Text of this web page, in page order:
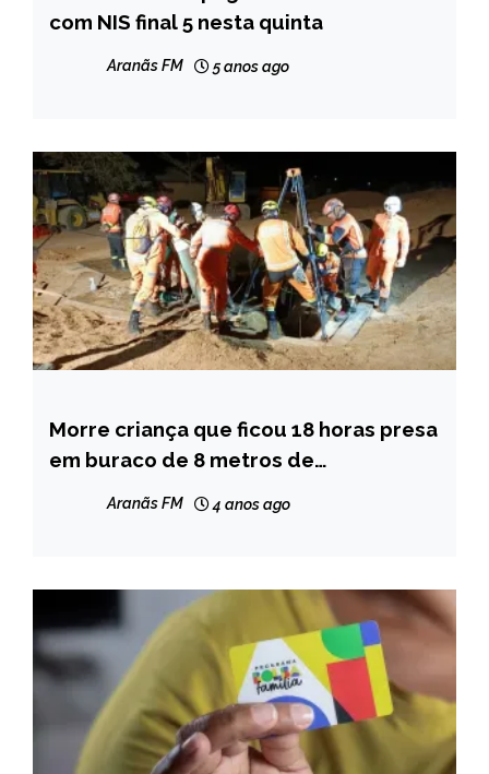
NOTÍCIAS
com NIS final 5 nesta quinta
Aranãs FM 5 anos ago
MINAS
GERAIS
NOTÍCIAS
Morre criança que ficou 18 horas presa
em buraco de 8 metros de
Aranãs FM 4 anos ago